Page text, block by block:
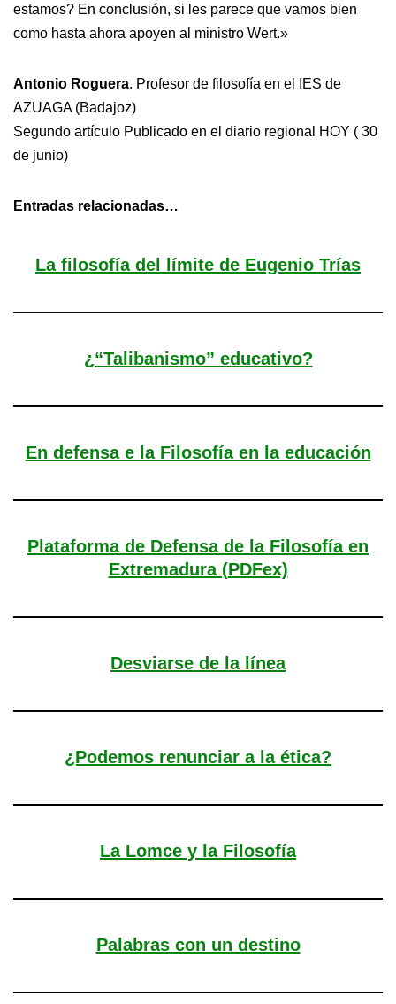
estamos? En conclusión, si les parece que vamos bien
como hasta ahora apoyen al ministro Wert.»
Antonio Roguera. Profesor de filosofía en el IES de
AZUAGA (Badajoz)
Segundo artículo Publicado en el diario regional HOY ( 30
de junio)
Entradas relacionadas…
La filosofía del límite de Eugenio Trías
¿“Talibanismo” educativo?
En defensa e la Filosofía en la educación
Plataforma de Defensa de la Filosofía en
Extremadura (PDFex)
Desviarse de la línea
¿Podemos renunciar a la ética?
La Lomce y la Filosofía
Palabras con un destino